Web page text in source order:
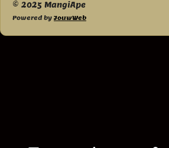
© 2025 MangiApe
Powered by JouwWeb